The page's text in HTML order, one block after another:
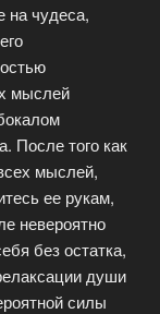
на чудеса,
мыслей
После того как
мыслей,
ее рукам,
невероятно
без остатка,
души
силы